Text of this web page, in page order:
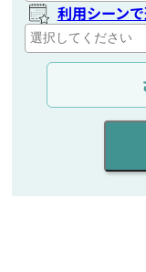
利用シーン
通信距離を
出力を選ぶ
同時通話人